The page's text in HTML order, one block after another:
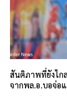
สันติภาพที่ยังไก
จากพล.อ.บอจ่อ